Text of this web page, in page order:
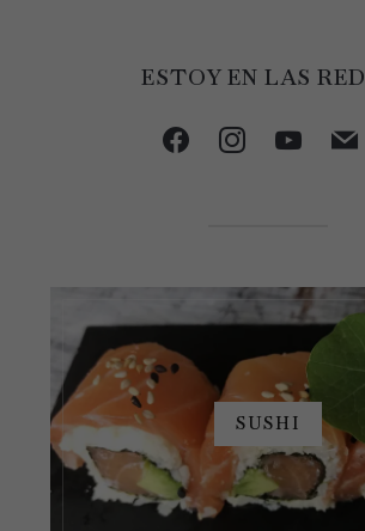
ESTOY EN LAS
facebookinstagramyoutubemail
SUSHI